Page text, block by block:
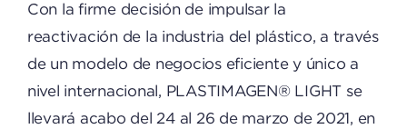
Con la firme decisión de impulsar la
reactivación de la industria del plástico, a través
de un modelo de negocios eficiente y único a
nivel internacional, PLASTIMAGEN® LIGHT se
llevará acabo del 24 al 26 de marzo de 2021, en